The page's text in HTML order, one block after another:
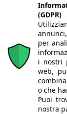
Chi siamo
(GDPR)
per
i nostri
web,
o che
Puoi
nostra